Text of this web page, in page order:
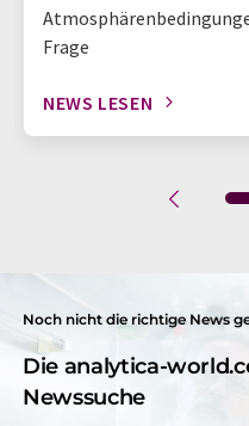
Frage
NEWS LESEN
Noch nicht die richtige News
Die analytica-
Newssuche